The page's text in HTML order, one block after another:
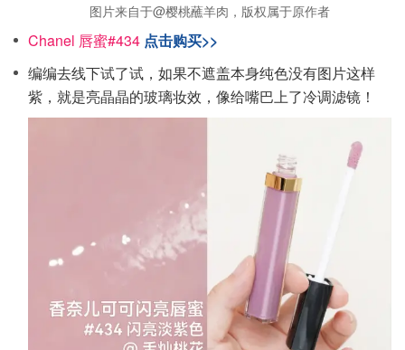
图片来自于@樱桃蘸羊肉，版权属于原作者
Chanel 唇蜜#434 点击购买>>
编编去线下试了试，如果不遮盖本身纯色没有图片这样
紫，就是亮晶晶的玻璃妆效，像给嘴巴上了冷调滤镜！